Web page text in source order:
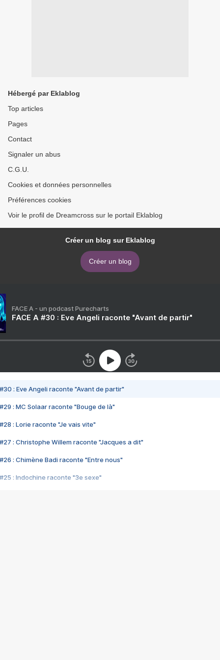
Hébergé par Eklablog
Top articles
Pages
Contact
Signaler un abus
C.G.U.
Cookies et données personnelles
Préférences cookies
Voir le profil de Dreamcross sur le portail Eklablog
Créer un blog sur Eklablog
Créer un blog
FACE A - un podcast Purecharts
FACE A #30 : Eve Angeli raconte "Avant de partir"
#30 : Eve Angeli raconte "Avant de partir"
#29 : MC Solaar raconte "Bouge de là"
#28 : Lorie raconte "Je vais vite"
#27 : Christophe Willem raconte "Jacques a dit"
#26 : Chimène Badi raconte "Entre nous"
#25 : Indochine raconte "3e sexe"